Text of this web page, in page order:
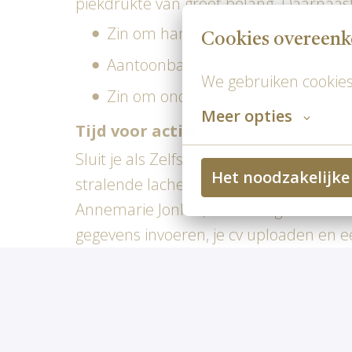
Cookies
We gebruiken
Meer opties
Het
Zin om hard te werken
Aantoonbare ervaring van 4 tot 5
Zin om onderdeel te worden van
Tijd voor actie!
Sluit je als Zelfstandig Werkend Kok
stralende lachebekjes. Meer
Annemarie Jonker, HR Manager via
gegevens invoeren, je cv uploaden